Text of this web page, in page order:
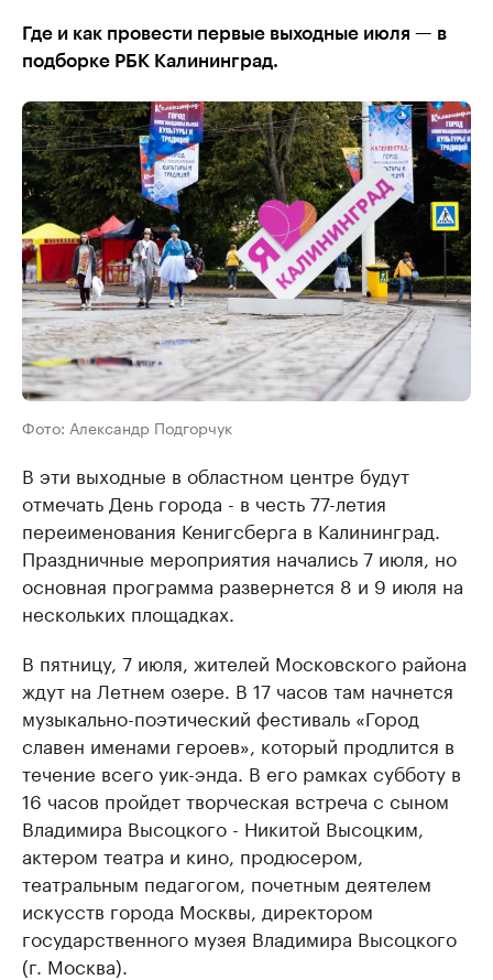
Где и как провести первые выходные июля — в
подборке РБК Калининград.
Фото: Александр Подгорчук
В эти выходные в областном центре будут
отмечать День города - в честь 77-летия
переименования Кенигсберга в Калининград.
Праздничные мероприятия начались 7 июля, но
основная программа развернется 8 и 9 июля на
нескольких площадках.
В пятницу, 7 июля, жителей Московского района
ждут на Летнем озере. В 17 часов там начнется
музыкально-поэтический фестиваль «Город
славен именами героев», который продлится в
течение всего уик-энда. В его рамках субботу в
16 часов пройдет творческая встреча с сыном
Владимира Высоцкого - Никитой Высоцким,
актером театра и кино, продюсером,
театральным педагогом, почетным деятелем
искусств города Москвы, директором
государственного музея Владимира Высоцкого
(г. Москва).